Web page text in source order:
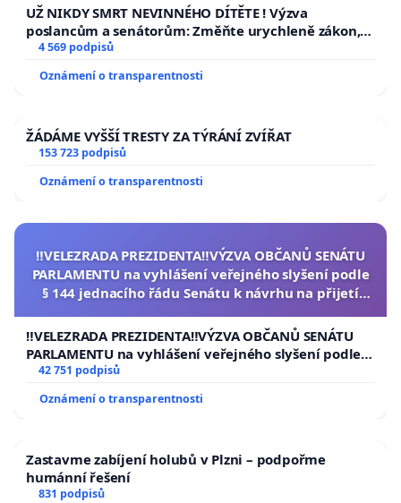
UŽ NIKDY SMRT NEVINNÉHO DÍTĚTE ! Výzva
poslancům a senátorům: Změňte urychleně zákon,
aby se tragédie malé Viktorky už nemohla opakovat!
4 569 podpisů
Oznámení o transparentnosti
ŽÁDÁME VYŠŠÍ TRESTY ZA TÝRÁNÍ ZVÍŘAT
153 723 podpisů
Oznámení o transparentnosti
‼️VELEZRADA PREZIDENTA‼️VÝZVA OBČANŮ SENÁTU
PARLAMENTU na vyhlášení veřejného slyšení podle
§ 144 jednacího řádu Senátu k návrhu na přijetí
republiky
‼️VELEZRADA PREZIDENTA‼️VÝZVA OBČANŮ SENÁTU
PARLAMENTU na vyhlášení veřejného slyšení podle §
144 jednacího řádu Senátu k návrhu na přijetí
usnesení k podání ústavní žaloby na prezidenta
republiky
42 751 podpisů
Oznámení o transparentnosti
Zastavme zabíjení holubů v Plzni – podpořme
humánní řešení
831 podpisů